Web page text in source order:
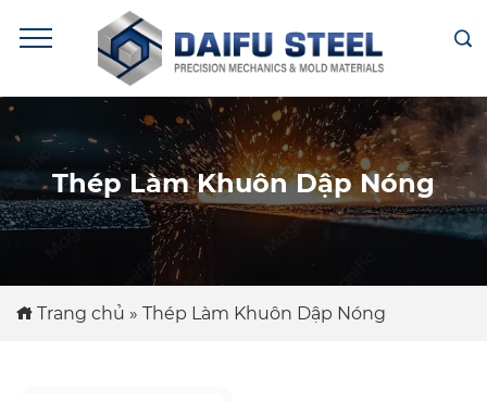
Thép Làm Khuôn Dập Nóng
Trang chủ » Thép Làm Khuôn Dập Nóng